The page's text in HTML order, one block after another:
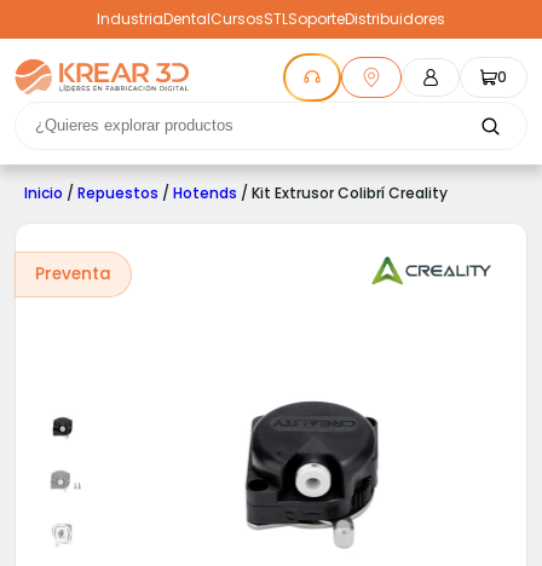
IndustriaDentalCursosSTLSoporteDistribuidores
0
Inicio / Repuestos / Hotends / Kit Extrusor Colibrí Creality
Preventa